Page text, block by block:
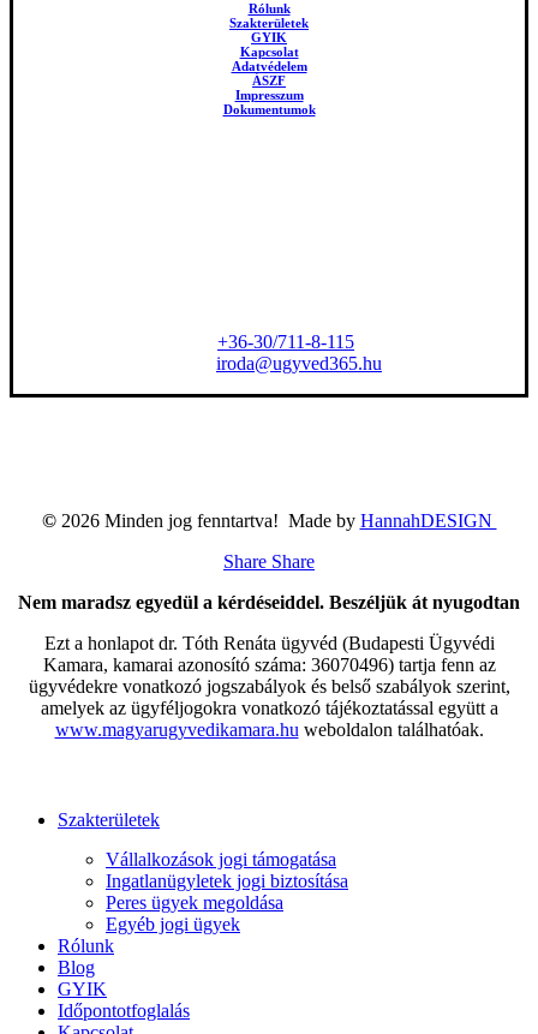
Rólunk
Szakterületek
GYIK
Kapcsolat
Adatvédelem
ÁSZF
Impresszum
Dokumentumok
+36-30/711-8-115
iroda@ugyved365.hu
© 2026Minden jog fenntartva! Made by HannahDESIGN
Share Share
Nem maradsz egyedül a kérdéseiddel. Beszéljük át nyugodtan
Ezt a honlapot dr. Tóth Renáta ügyvéd (Budapesti Ügyvédi
Kamara, kamarai azonosító száma: 36070496) tartja fenn az
ügyvédekre vonatkozó jogszabályok és belső szabályok szerint,
amelyek az ügyféljogokra vonatkozó tájékoztatással együtt a
www.magyarugyvedikamara.hu weboldalon találhatóak.
Close
Szakterületek
Vállalkozások jogi támogatása
Ingatlanügyletek jogi biztosítása
Peres ügyek megoldása
Egyéb jogi ügyek
Rólunk
Blog
GYIK
Időpontotfoglalás